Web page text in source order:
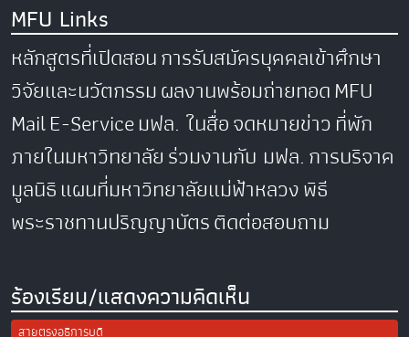
MFU Links
หลักสูตรที่เปิดสอนการรับสมัครบุคคลเข้าศึกษา
วิจัยและนวัตกรรมผลงานพร้อมถ่ายทอดMFU
MailE-Serviceมฟล. ในสื่อจดหมายข่าวที่พัก
ภายในมหาวิทยาลัยร่วมงานกับ มฟล.การบริจาค
มูลนิธิแผนที่มหาวิทยาลัยแม่ฟ้าหลวงพิธี
พระราชทานปริญญาบัตรติดต่อสอบถาม
ร้องเรียน/แสดงความคิดเห็น
สายตรงอธิการบดี